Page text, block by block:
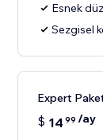
Esnek
Sezgisel
Expert
$ 14 99 /ay